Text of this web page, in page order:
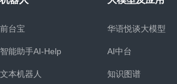
前台宝
智能助手AI-Help
文本机器人
华语悦谈大模型
AI中台
知识图谱